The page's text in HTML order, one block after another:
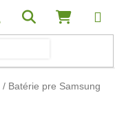
Hľadať
/ Batérie pre Samsung